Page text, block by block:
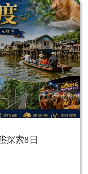
探索8日